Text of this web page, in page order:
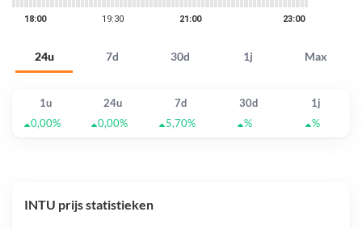
24u 7d 30d 1j Max
1u 24u 7d 30d
1j
0,00%
0,00% 5,70% % %
INTU prijs statistieken